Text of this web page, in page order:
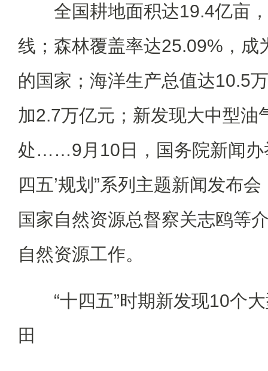
全国耕地面积达19.4亿亩，
线；森林覆盖率达25.09%，成
的国家；海洋生产总值达10.5
加2.7万亿元；新发现大中型油
处……9月10日，国务院新闻办
四五’规划”系列主题新闻发布
国家自然资源总督察关志鸥等
自然资源工作。
“十四五”时期新发现10个大
田